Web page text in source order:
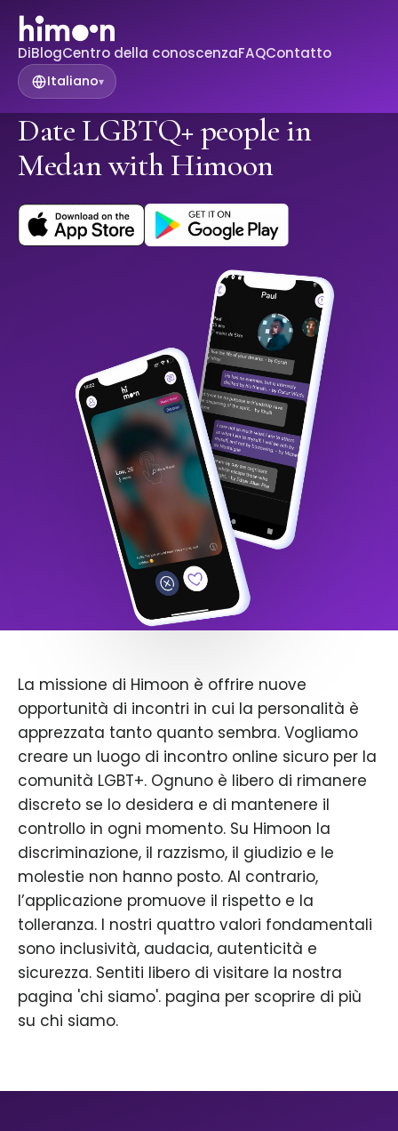
DiBlogCentro della conoscenzaFAQContatto
Italiano▾
Date LGBTQ+ people in
Medan with Himoon
La missione di Himoon è offrire nuove
opportunità di incontri in cui la personalità è
apprezzata tanto quanto sembra. Vogliamo
creare un luogo di incontro online sicuro per la
comunità LGBT+. Ognuno è libero di rimanere
discreto se lo desidera e di mantenere il
controllo in ogni momento. Su Himoon la
discriminazione, il razzismo, il giudizio e le
molestie non hanno posto. Al contrario,
l’applicazione promuove il rispetto e la
tolleranza. I nostri quattro valori fondamentali
sono inclusività, audacia, autenticità e
sicurezza. Sentiti libero di visitare la nostra
pagina 'chi siamo'. pagina per scoprire di più
su chi siamo.